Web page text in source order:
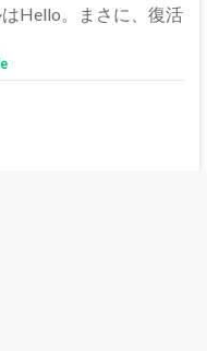
Hello。まさに、復活